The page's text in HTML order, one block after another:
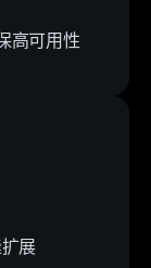
高可用性
展